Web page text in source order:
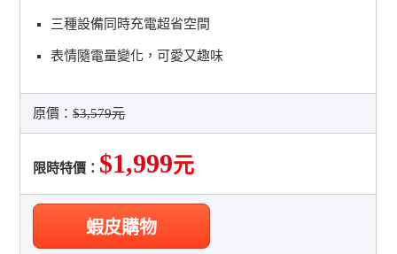
三種設備同時充電超省空間
表情隨電量變化，可愛又趣味
原價：$3,579元
限時特價： $1,999元
蝦皮購物